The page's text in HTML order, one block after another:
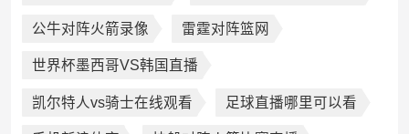
公牛对阵火箭录像 雷霆对阵篮网
世界杯墨西哥VS韩国直播
凯尔特人vs骑士在线观看 足球直播哪里可以看